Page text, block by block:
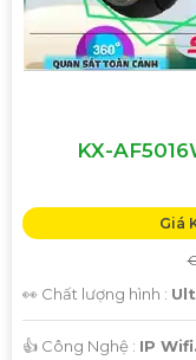
KX-
Giá
👀 Chất lượng hình :
👍 Công Nghệ : IP Wifi.